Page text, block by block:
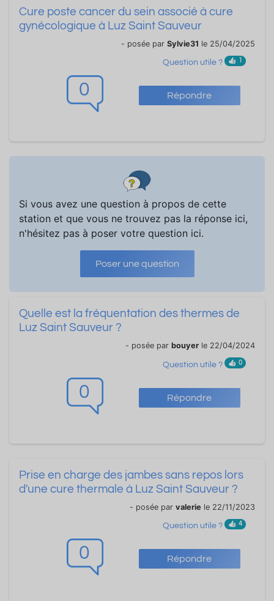
0 Répondre
Cure poste cancer du sein associé à cure
gynécologique à Luz Saint Sauveur
- posée par Sylvie31 le 25/04/2025
Question utile ?
Si vous avez une question à propos de cette
station et que vous ne trouvez pas la réponse ici,
n'hésitez pas à poser votre question ici.
Poser une question
0 Répondre
Quelle est la fréquentation des thermes de
Luz Saint Sauveur ?
- posée par bouyer le 22/04/2024
Question utile ? 0
0 Répondre
Prise en charge des jambes sans repos lors
d'une cure thermale à Luz Saint Sauveur ?
- posée par valerie le 22/11/2023
Question utile ? 4